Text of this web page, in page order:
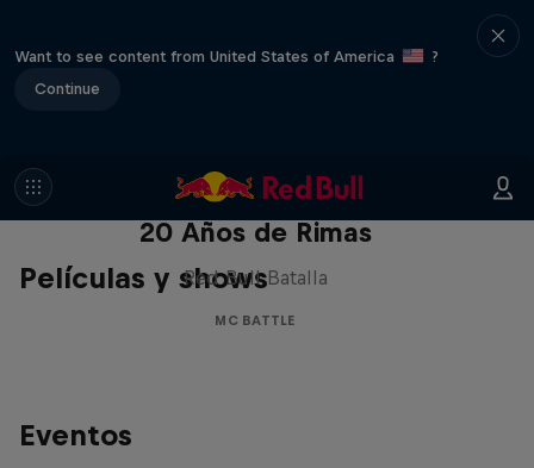
Want to see content from United States of America
?
Continue
Películas y shows
Red Bull Batalla Nueva Historia:
20 Años de Rimas
Red Bull Batalla
MC BATTLE
Eventos